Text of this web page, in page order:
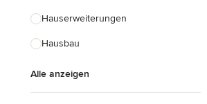
Hauserweiterungen
Hausbau
Alle anzeigen